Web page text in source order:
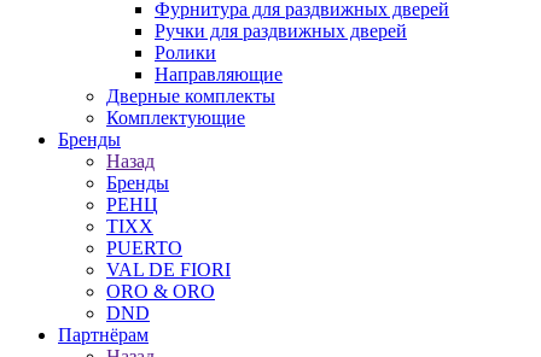
Фурнитура для раздвижных дверей
Ручки для раздвижных дверей
Ролики
Направляющие
Дверные комплекты
Комплектующие
Бренды
Назад
Бренды
РЕНЦ
TIXX
PUERTO
VAL DE FIORI
ORO & ORO
DND
Партнёрам